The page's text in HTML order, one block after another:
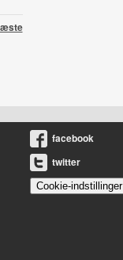
facebook
twitter
Cookie-indstillinger